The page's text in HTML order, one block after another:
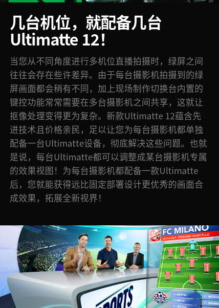
Singapore
Spain
Sweden
中华台北
Turkey
UAE
Ukraine
United Kingdom
几台机位， 就配备几台
Ultimatte 12！
当您从不同角度进行多机位直播拍摄时，绿屏之间
往往会存在些许差异。由于每台摄影机拍摄到的绿
屏画面都会稍有不同，加上现场制作切换台内置的
键控功能常常需要在多台摄影机之间共享，这就让
抠像处理变得更为复杂。新款Ultimatte 12蕴含先
进技术且价格亲民，足以让您为每台摄影机都单独
配备一台Ultimatte设备，彻底解决这些问题。也就
是说，每台Ultimatte都可以调整成某台摄影机专属
的效果视图！为每台摄影机都配备一款Ultimatte
后，您就能获得远比固定部署设计更优秀的画面合
成效果，拓展全新视界！